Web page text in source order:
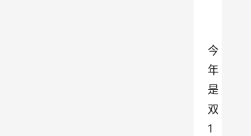
今
年
是
双
1